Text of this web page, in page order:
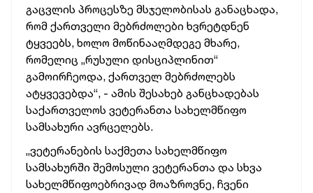
გაცვლის პროცესზე მსჯელობისას განაცხადა,
რომ ქართველი მებრძოლები ხვრეტდნენ
ტყვეებს, ხოლო მოწინააღმდეგე მხარე,
რომელიც „რუსული დისციპლინით“
გამოირჩეოდა, ქართველ მებრძოლებს
ატყვევებდა“, - ამის შესახებ განცხადებას
საქართველოს ვეტერანთა სახელმწიფო
სამსახური ავრცელებს.
„ვეტერანების საქმეთა სახელმწიფო
სამსახურში შემოსული ვეტერანთა და სხვა
სახელმწიფოებრივად მოაზროვნე, ჩვენი